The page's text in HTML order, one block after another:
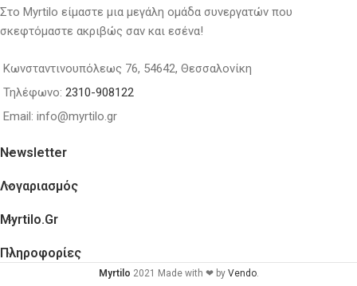
Στο Myrtilo είμαστε μια μεγάλη ομάδα συνεργατών που
σκεφτόμαστε ακριβώς σαν και εσένα!
Κωνσταντινουπόλεως 76, 54642, Θεσσαλονίκη
Τηλέφωνο: 2310-908122
Email: info@myrtilo.gr
Newsletter
Λογαριασμός
Myrtilo.gr
Πληροφορίες
Myrtilo 2021 Made with ❤ by Vendo.